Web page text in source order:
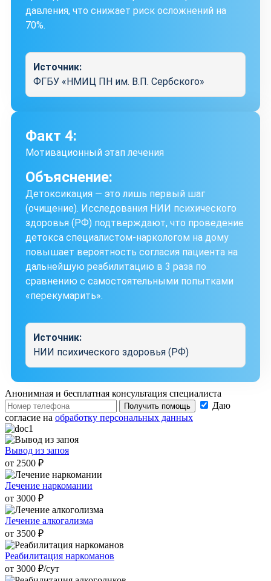
давления, что снижает риск осложнений на
70%.
Источник:
ФГБУ «НМИЦ ПН им. В.П. Сербского»
Факт 4:
Мотивационный этап лечения
Объяснение:
Детоксикация — это лишь первый шаг
(очищение). Исследования НИИ психического
здоровья (РФ) подтверждают, что проведение
детокса специалистом-наркологом на дому
повышает вероятность согласия пациента на
дальнейшую реабилитацию в 3 раза по
сравнению с самостоятельными попытками
«перекумарить».
Источник:
НИИ психического здоровья (РФ)
Анонимная и бесплатная консультация специалиста
Получить помощь
Даю
согласие на обработку персональных данных
Вывод из запоя
от 2500 ₽
Лечение наркомании
от 3000 ₽
Лечение алкогализма
от 3500 ₽
Реабилитация наркоманов
от 3000 ₽/cут